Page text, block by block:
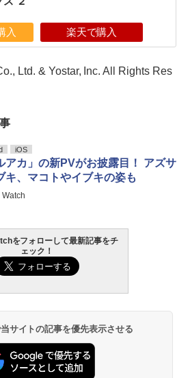
入 楽天で購入
Ltd. & Yostar, Inc. All Rights Res
iOS
アカ」の新PVがお披露目！ アズサ
キ、マコトやイブキの姿も
Watch
をフォローして最新記事をチ
ェック！
サイトの記事を優先表示させる